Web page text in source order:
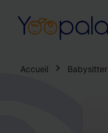
Accueil Babysitter